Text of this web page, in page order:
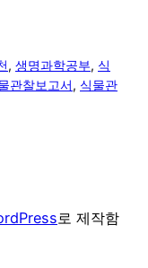
, 생명과학공부, 식
관찰보고서, 식물관
로 제작함